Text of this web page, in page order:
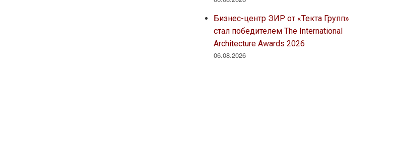
Бизнес-центр ЭИР от «Текта Групп»
стал победителем The International
Architecture Awards 2026
06.08.2026